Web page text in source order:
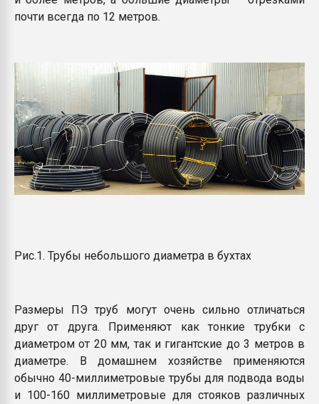
почти всегда по 12 метров.
Рис.1. Трубы небольшого диаметра в бухтах
Размеры ПЭ труб могут очень сильно отличаться
друг от друга. Применяют как тонкие трубки с
диаметром от 20 мм, так и гигантские до 3 метров в
диаметре. В домашнем хозяйстве применяются
обычно 40-миллиметровые трубы для подвода воды
и 100-160 миллиметровые для стояков различных